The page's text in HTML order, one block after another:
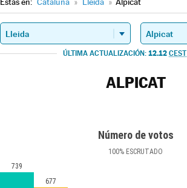
ÚLTIMA ACTUALIZACIÓN: 12.12 CEST
ALPICAT
Número de votos
100% ESCRUTADO
739
677